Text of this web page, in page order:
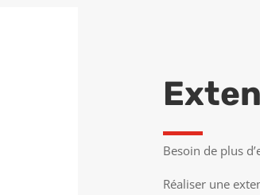
Besoin de plus
Réaliser une